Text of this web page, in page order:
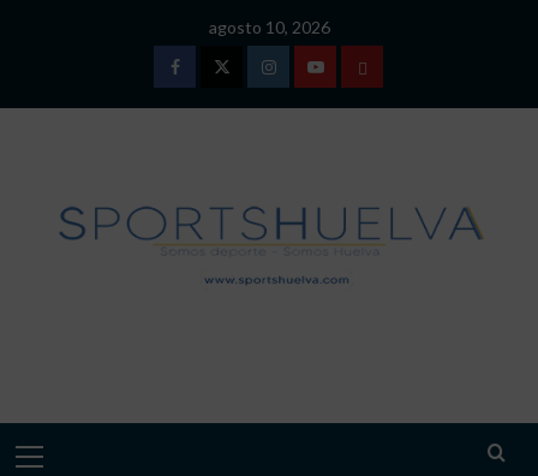
agosto 10, 2026
FacebookTwitterInstagramYoutubeTÉRMINOS
DE
USO
Menú